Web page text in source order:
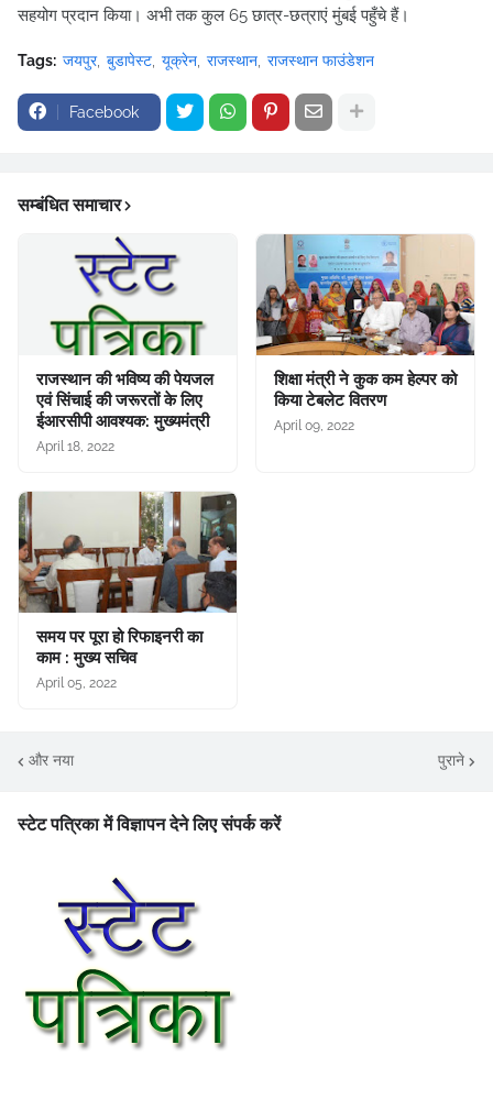
सहयोग प्रदान किया। अभी तक कुल 65 छात्र-छत्राएं मुंबई पहुँचे हैं।
Tags: जयपुर बुडापेस्ट यूक्रेन राजस्थान राजस्थान फाउंडेशन
Facebook
सम्बंधित समाचार
राजस्थान की भविष्य की पेयजल
एवं सिंचाई की जरूरतों के लिए
ईआरसीपी आवश्यक: मुख्यमंत्री
April 18, 2022
शिक्षा मंत्री ने कुक कम हेल्पर को
किया टेबलेट वितरण
April 09, 2022
समय पर पूरा हो रिफाइनरी का
काम : मुख्य सचिव
April 05, 2022
और नया पुराने
स्टेट पत्रिका में विज्ञापन देने लिए संपर्क करें